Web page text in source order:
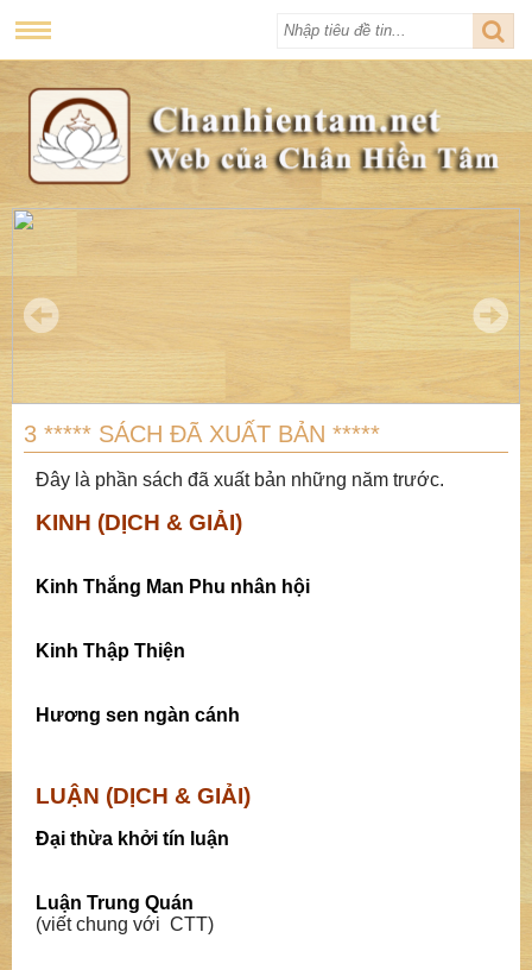
3 ***** SÁCH ĐÃ XUẤT BẢN *****
Đây là phần sách đã xuất bản những năm trước.
KINH (DỊCH & GIẢI)
Kinh Thắng Man Phu nhân hội
Kinh Thập Thiện
Hương sen ngàn cánh
LUẬN (DỊCH & GIẢI)
Đại thừa khởi tín luận
Luận Trung Quán
(viết chung với CTT)